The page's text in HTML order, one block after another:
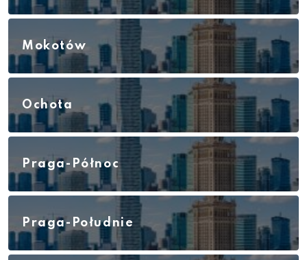
Mokotów
Ochota
Praga-Północ
Praga-Południe